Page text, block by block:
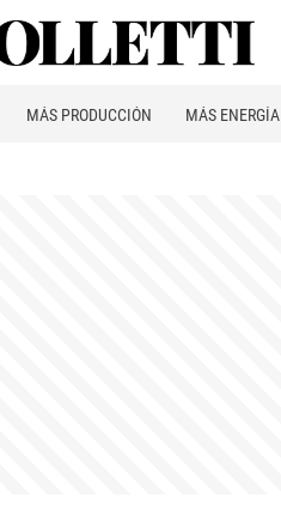
MÁS PRODUCCIÓN MÁS ENERGÍA